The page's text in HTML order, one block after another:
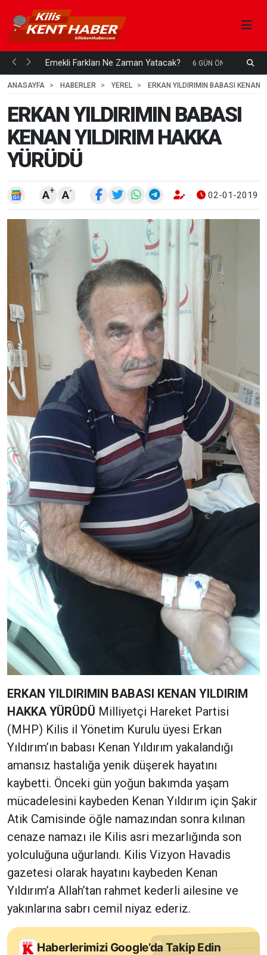
mi... Emekli Farkları Ne Zaman Yatacak? 6 GÜN ÖNCE
ANASAYFA
HABERLER YEREL ERKAN YILDIRIMIN BABASI KENAN
ERKAN YILDIRIMIN BABASI
KENAN YILDIRIM HAKKA
YÜRÜDÜ
A+ A- 02-01-2019
ERKAN YILDIRIMIN BABASI KENAN YILDIRIM
HAKKA YÜRÜDÜ Milliyetçi Hareket Partisi
(MHP) Kilis il Yönetim Kurulu üyesi Erkan
Yıldırım’ın babası Kenan Yıldırım yakalandığı
amansız hastalığa yenik düşerek hayatını
kaybetti. Önceki gün yoğun bakımda yaşam
mücadelesini kaybeden Kenan Yıldırım için Şakir
Atik Camisinde öğle namazından sonra kılınan
cenaze namazı ile Kilis asri mezarlığında son
yolculuğuna uğurlandı. Kilis Vizyon Havadis
gazetesi olarak hayatını kaybeden Kenan
Yıldırım’a Allah’tan rahmet kederli ailesine ve
yakınlarına sabrı cemil niyaz ederiz.
Haberlerimizi Google’da Takip Edin